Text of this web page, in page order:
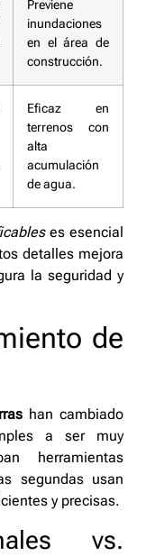
Previene
inundaciones
en el área de
construcción.
Eficaz en
terrenos con
alta
acumulación
de agua.
es esencial
detalles mejora
la seguridad y
de
han cambiado
a ser muy
herramientas
segundas usan
y precisas.
vs.